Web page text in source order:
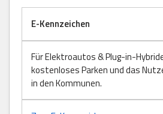
E-Kennzeichen
Für Elektroautos & Plug-in-
kostenloses Parken und das
in den Kommunen.